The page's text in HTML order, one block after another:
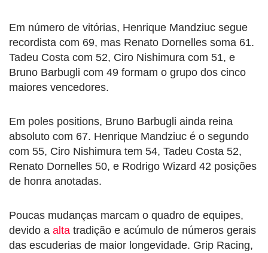
Em número de vitórias, Henrique Mandziuc segue
recordista com 69, mas Renato Dornelles soma 61.
Tadeu Costa com 52, Ciro Nishimura com 51, e
Bruno Barbugli com 49 formam o grupo dos cinco
maiores vencedores.
Em poles positions, Bruno Barbugli ainda reina
absoluto com 67. Henrique Mandziuc é o segundo
com 55, Ciro Nishimura tem 54, Tadeu Costa 52,
Renato Dornelles 50, e Rodrigo Wizard 42 posições
de honra anotadas.
Poucas mudanças marcam o quadro de equipes,
devido a alta tradição e acúmulo de números gerais
das escuderias de maior longevidade. Grip Racing,